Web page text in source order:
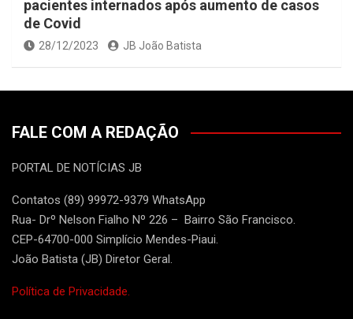
pacientes internados após aumento de casos
de Covid
28/12/2023 JB João Batista
FALE COM A REDAÇÃO
PORTAL DE NOTÍCIAS JB
Contatos (89) 99972-9379 WhatsApp
Rua- Drº Nelson Fialho Nº 226 – Bairro São Francisco.
CEP-64700-000 Simplício Mendes-Piaui.
João Batista (JB) Diretor Geral.
Política de Privacidade.